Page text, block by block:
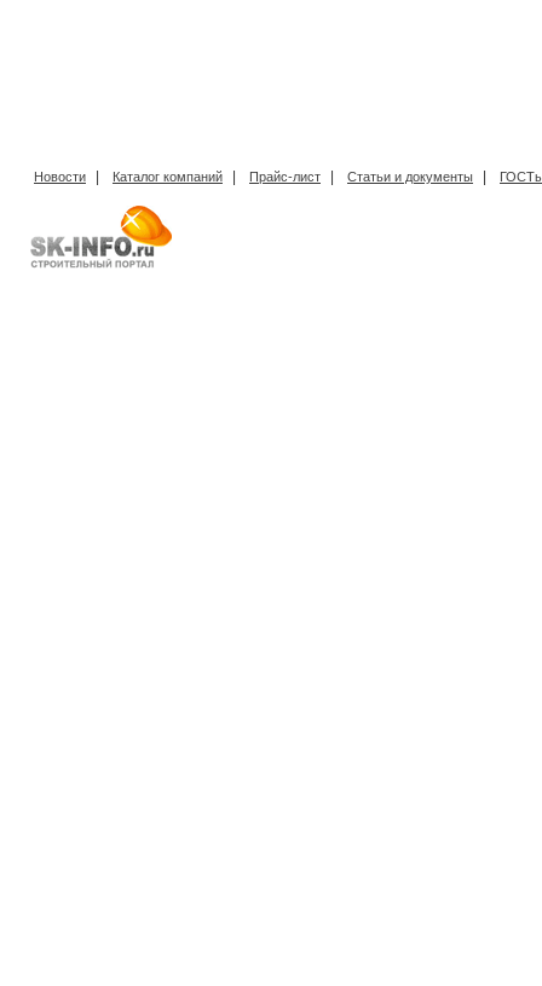
Новости | Каталог компаний | Прайс-лист | Статьи и документы |